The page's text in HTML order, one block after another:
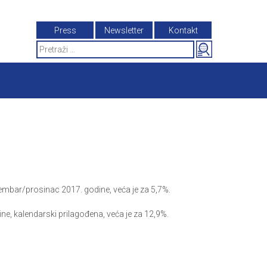
Press Newsletter
Kontakt
Search
for:
prosinac 2017. godine, veća je za 5,7%.
kalendarski prilagođena, veća je za 12,9%.